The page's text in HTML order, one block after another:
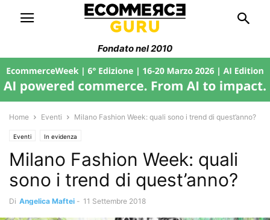
Fondato nel 2010
Home Eventi Milano Fashion Week: quali sono i trend di quest’anno?
Eventi In evidenza
Milano Fashion Week: quali
sono i trend di quest’anno?
Di Angelica Maftei - 11 Settembre 2018